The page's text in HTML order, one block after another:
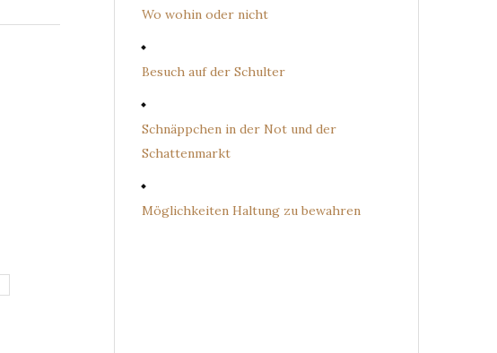
Wo wohin oder nicht
Besuch auf der Schulter
Schnäppchen in der Not und der
Schattenmarkt
Möglichkeiten Haltung zu bewahren